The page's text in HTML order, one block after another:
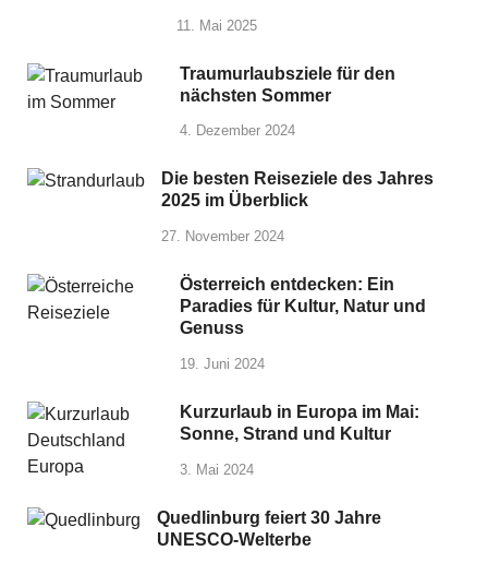
11. Mai 2025
Traumurlaubsziele für den
nächsten Sommer
4. Dezember 2024
Die besten Reiseziele des Jahres
2025 im Überblick
27. November 2024
Österreich entdecken: Ein
Paradies für Kultur, Natur und
Genuss
19. Juni 2024
Kurzurlaub in Europa im Mai:
Sonne, Strand und Kultur
3. Mai 2024
Quedlinburg feiert 30 Jahre
UNESCO-Welterbe